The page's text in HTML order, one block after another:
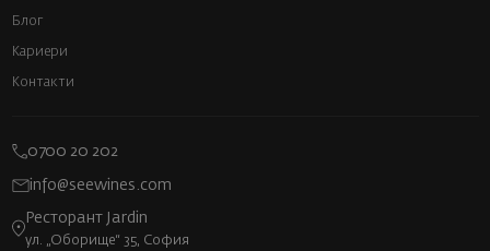
Блог
Кариери
Контакти
0700 20 202
info@seewines.com
Ресторант Jardin
ул. „Оборище“ 35, София